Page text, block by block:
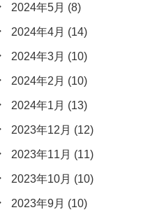
2024年5月 (8)
2024年4月 (14)
2024年3月 (10)
2024年2月 (10)
2024年1月 (13)
2023年12月 (12)
2023年11月 (11)
2023年10月 (10)
2023年9月 (10)